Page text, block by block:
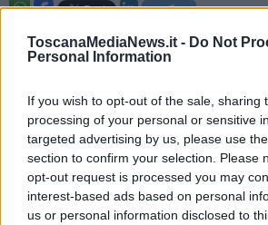
ToscanaMediaNews.it - Do Not
Personal Information
If you wish to opt-out of the sale, sharing
processing of your personal or sensitive
targeted advertising by us, please use
section to confirm your selection. Please
opt-out request is processed you may
interest-based ads based on personal
us or personal information disclosed to
RAVENNA —La condanna all'ergastolo per
anni fiorentino, è arrivata lo scorso 22
alla Corte d'Assise di Ravenna, si legge, "è
Cagnoni avere definitivamente marchiato
con entrambe le mani, la propria
impronte palmari trovate nella villa di
nella quale si è consumato l'omicidio di
moglie del dermatologo fiorentino, finita a
2016.